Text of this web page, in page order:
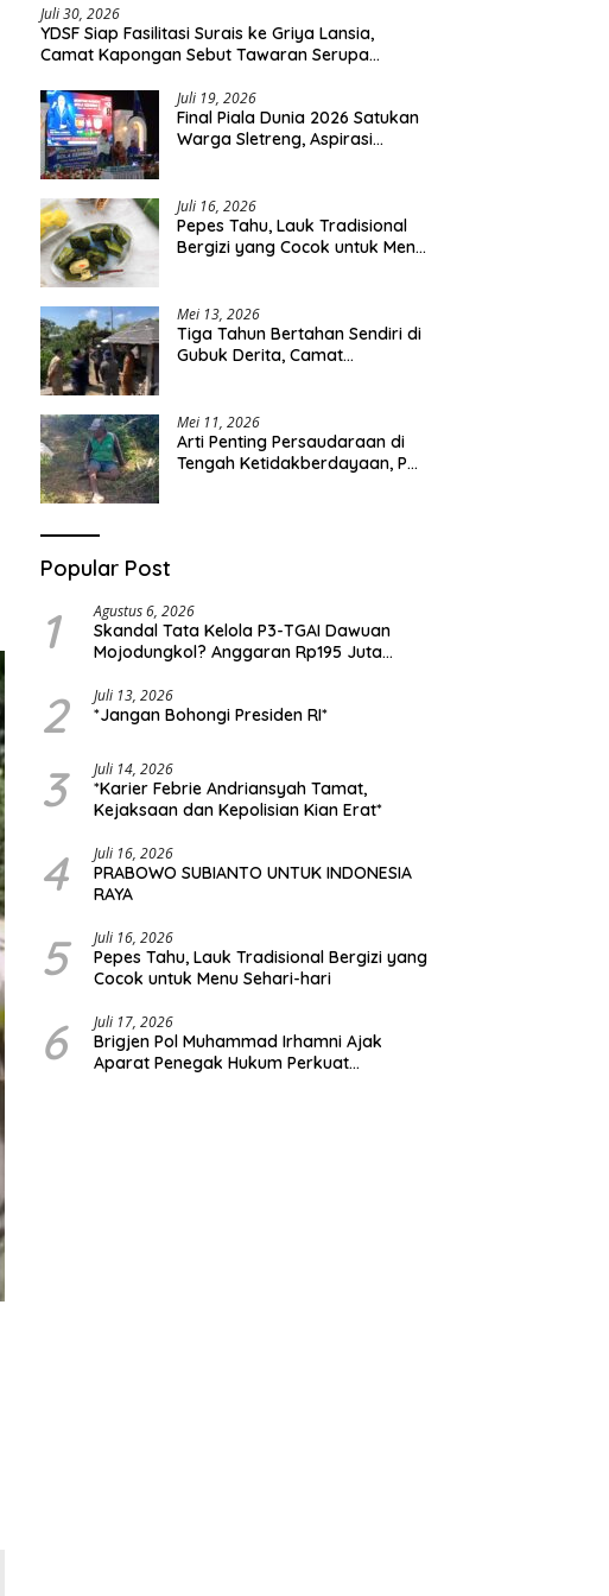
Juli 30, 2026
YDSF Siap Fasilitasi Surais ke Griya Lansia,
Camat Kapongan Sebut Tawaran Serupa
Juli 19, 2026
Final Piala Dunia 2026 Satukan
Warga Sletreng, Aspirasi
Juli 16, 2026
Pepes Tahu, Lauk Tradisional
Bergizi yang Cocok untuk Menu
Mei 13, 2026
Tiga Tahun Bertahan Sendiri di
Gubuk Derita, Camat
Mei 11, 2026
Arti Penting Persaudaraan di
Tengah Ketidakberdayaan, Pak
Popular Post
1 Agustus 6, 2026
Skandal Tata Kelola P3-TGAI Dawuan
Mojodungkol? Anggaran Rp195 Juta
hingga Misteri Swakelola Petani
2 Juli 13, 2026
*Jangan Bohongi Presiden RI*
3 Juli 14, 2026
*Karier Febrie Andriansyah Tamat,
Kejaksaan dan Kepolisian Kian Erat*
4 Juli 16, 2026
PRABOWO SUBIANTO UNTUK INDONESIA
RAYA
5 Juli 16, 2026
Pepes Tahu, Lauk Tradisional Bergizi yang
Cocok untuk Menu Sehari-hari
6 Juli 17, 2026
Brigjen Pol Muhammad Irhamni Ajak
Aparat Penegak Hukum Perkuat